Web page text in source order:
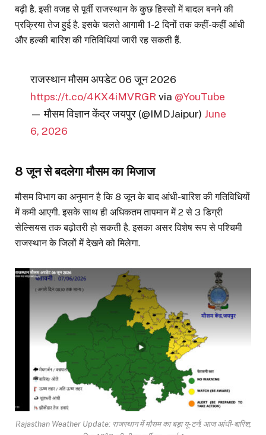
बढ़ी है. इसी वजह से पूर्वी राजस्थान के कुछ हिस्सों में बादल बनने की
प्रक्रिया तेज हुई है. इसके चलते आगामी 1-2 दिनों तक कहीं-कहीं आंधी
और हल्की बारिश की गतिविधियां जारी रह सकती हैं.
राजस्थान मौसम अपडेट 06 जून 2026
https://t.co/4KX4iMVRGR via @YouTube
— मौसम विज्ञान केंद्र जयपुर (@IMDJaipur) June
6, 2026
8 जून से बदलेगा मौसम का मिजाज
मौसम विभाग का अनुमान है कि 8 जून के बाद आंधी-बारिश की गतिविधियों
में कमी आएगी. इसके साथ ही अधिकतम तापमान में 2 से 3 डिग्री
सेल्सियस तक बढ़ोतरी हो सकती है. इसका असर विशेष रूप से पश्चिमी
राजस्थान के जिलों में देखने को मिलेगा.
Rajasthan Weather Update: राजस्थान में मौसम का बड़ा यू-टर्न! आज आंधी-बारिश,